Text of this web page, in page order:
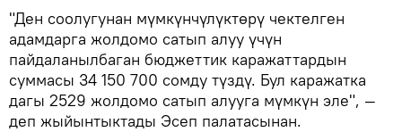
"Ден соолугунан мүмкүнчүлүктөрү чектелген
адамдарга жолдомо сатып алуу үчүн
пайдаланылбаган бюджеттик каражаттардын
суммасы 34 150 700 сомду түздү. Бул каражатка
дагы 2529 жолдомо сатып алууга мүмкүн эле", —
деп жыйынтыктады Эсеп палатасынан.